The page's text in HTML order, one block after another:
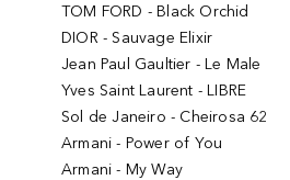
TOM FORD - Black Orchid
DIOR - Sauvage Elixir
Jean Paul Gaultier - Le Male
Yves Saint Laurent - LIBRE
Sol de Janeiro - Cheirosa 62
Armani - Power of You
Armani - My Way